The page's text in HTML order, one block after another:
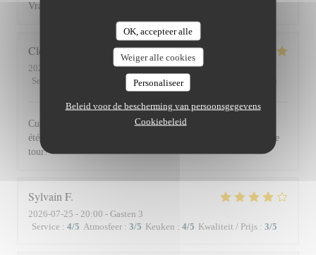
OK, accepteer alle
Weiger alle cookies
Personaliseer
Beleid voor de bescherming van persoonsgegevens
Cookiebeleid
Vraiment top. Je recommande.
Clemence
2026-07-29
- 20:00 - Gasten 2
Service
5/5 Keuken: 5 /5
Cuisine, excellente et service au top! Cet établissement nous a
été recommandé par des amis et nous le recommandons à notre
tour!
Sylvain F
2026-07-25 - 20:00 - Gasten 3
Service : 4/5 Atmosfeer : 3/5 Keuken : 4/5 Kwaliteit / Prijs : 3/5